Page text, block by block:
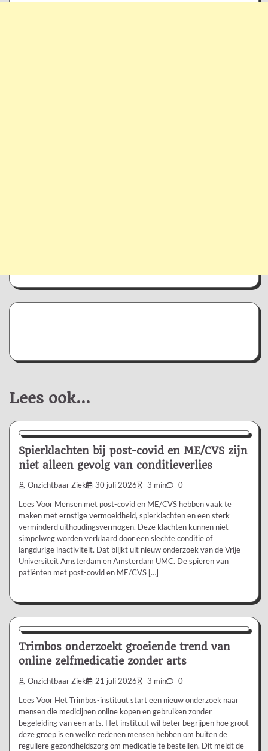
Lees ook...
Nieuws/Informatie
Spierklachten bij post-covid en ME/CVS zijn
niet alleen gevolg van conditieverlies
Onzichtbaar Ziek 30 juli 2026 3 min 0
Lees Voor Mensen met post-covid en ME/CVS hebben vaak te
maken met ernstige vermoeidheid, spierklachten en een sterk
verminderd uithoudingsvermogen. Deze klachten kunnen niet
simpelweg worden verklaard door een slechte conditie of
langdurige inactiviteit. Dat blijkt uit nieuw onderzoek van de Vrije
Universiteit Amsterdam en Amsterdam UMC. De spieren van
patiënten met post-covid en ME/CVS […]
Nieuws/Informatie
Trimbos onderzoekt groeiende trend van
online zelfmedicatie zonder arts
Onzichtbaar Ziek 21 juli 2026 3 min 0
Lees Voor Het Trimbos-instituut start een nieuw onderzoek naar
mensen die medicijnen online kopen en gebruiken zonder
begeleiding van een arts. Het instituut wil beter begrijpen hoe groot
deze groep is en welke redenen mensen hebben om buiten de
reguliere gezondheidszorg om medicatie te bestellen. Dit meldt de